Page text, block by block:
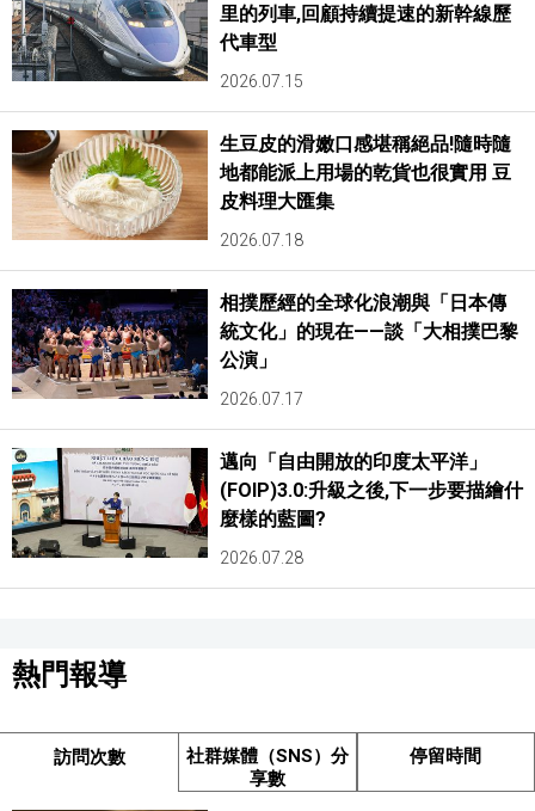
里的列車,回顧持續提速的新幹線歷
代車型
2026.07.15
生豆皮的滑嫩口感堪稱絕品!隨時隨
地都能派上用場的乾貨也很實用 豆
皮料理大匯集
2026.07.18
相撲歷經的全球化浪潮與「日本傳
統文化」的現在——談「大相撲巴黎
公演」
2026.07.17
邁向「自由開放的印度太平洋」
(FOIP)3.0:升級之後,下一步要描繪什
麼樣的藍圖?
2026.07.28
熱門報導
訪問次數
社群媒體（SNS）分
享數
停留時間